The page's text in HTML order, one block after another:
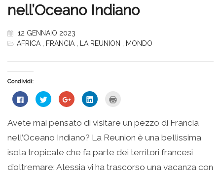
nell’Oceano Indiano
12 GENNAIO 2023
AFRICA
FRANCIA LA REUNION MONDO
Condividi:
Fai
clic
su
Facebook
(Si
apre
una
nuova
Fai
clic
condividere
su
Twitter
(Si
in
una
nuova
finestra)
Fai
clic
condividere
su
Google+
(Si
in
una
nuova
finestra)
Fai
clic
condividere
su
LinkedIn
(Si
in
una
nuova
finestra)
stampare
(Si
apre
in
nuova
finestra)
Avete mai pensato di visitare un pezzo di Francia
nell’Oceano Indiano? La Reunion è una bellissima
isola tropicale che fa parte dei territori francesi
d’oltremare: Alessia vi ha trascorso una vacanza con